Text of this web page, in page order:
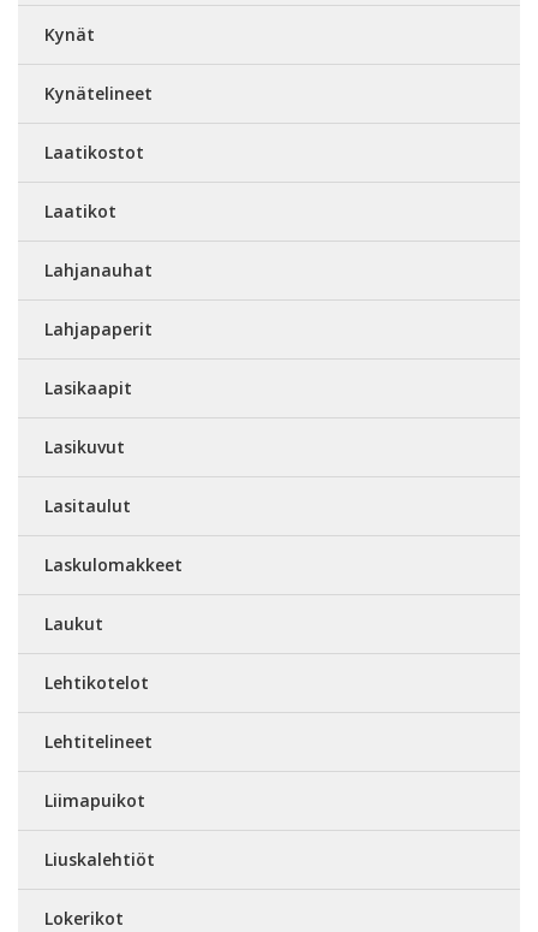
Kynät
Kynätelineet
Laatikostot
Laatikot
Lahjanauhat
Lahjapaperit
Lasikaapit
Lasikuvut
Lasitaulut
Laskulomakkeet
Laukut
Lehtikotelot
Lehtitelineet
Liimapuikot
Liuskalehtiöt
Lokerikot